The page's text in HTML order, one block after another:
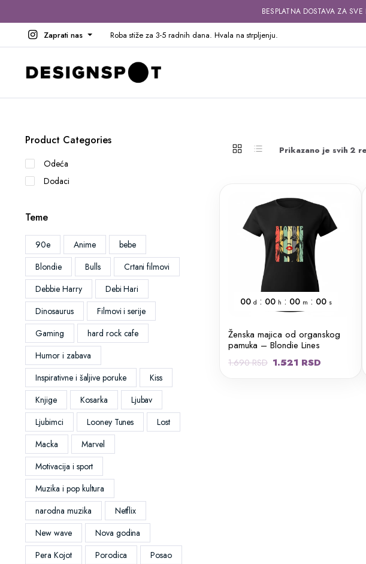
BESPLATNA DOSTAVA ZA
Zaprati nas Roba stiže za 3-5 radnih dana. Hvala na strpljenju.
Prikazano je svih 2
00 d : 00 h : 00 m : 00 s
Ženska majica od organskog
pamuka – Blondie Lines
1.690RSD Originalna
1.521 RSDTrenutna
Product Categories
Odeća
Dodaci
Teme
90e Anime
bebe
Blondie
Bulls
Crtani filmovi
Debbie Harry
Debi Hari
Dinosaurus
Filmovi i serije
Gaming
hard rock cafe
Humor i zabava
Inspirativne i šaljive poruke
Kiss
Knjige
Kosarka
Ljubav
Ljubimci
Looney Tunes
Lost
Macka
Marvel
Motivacija i sport
Muzika i pop kultura
narodna muzika
Netflix
New wave
Nova godina
Pera Kojot
Porodica
Posao